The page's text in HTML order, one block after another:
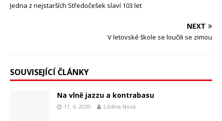
Jedna z nejstarších Středočešek slaví 103 let
NEXT
V letovské škole se loučili se zimou
SOUVISEJÍCÍ ČLÁNKY
Na vlně jazzu a kontrabasu
11. 6. 2020 Liběna Nová